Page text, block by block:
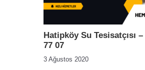
Hatipköy Su Tesisatçısı –
77 07
3 Ağustos 2020